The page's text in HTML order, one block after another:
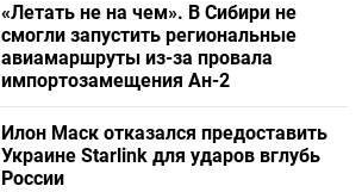
«Летать не на чем». В Сибири не
смогли запустить региональные
авиамаршруты из-за провала
импортозамещения Ан-2
Илон Маск отказался предоставить
Украине Starlink для ударов вглубь
России